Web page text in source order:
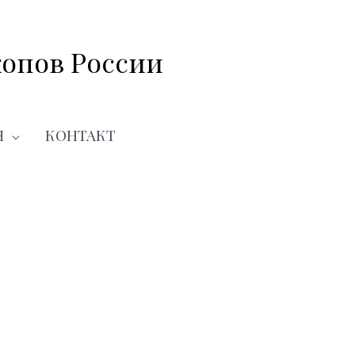
России
КОНТАКТ